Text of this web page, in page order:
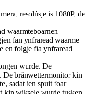
resolúsje is 1080P, de
waarmteboarnen
fan ynfraread waarme
en folgje fia ynfraread
wurde. De
De brânwettermonitor kin
sadat ien spuit foar
kin wiksele wurde tusken